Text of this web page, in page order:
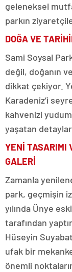
geleneksel
parkın
DOĞA VE
Sami Soysal
değil, doğanın
dikkat çekiyor.
Karadeniz’i
kahvenizi
yaşatan detaylar
YENİ TASARIMI
GALERİ
Zamanla
park, geçmişin
yılında Ünye
tarafından
Hüseyin
ufak bir
önemli